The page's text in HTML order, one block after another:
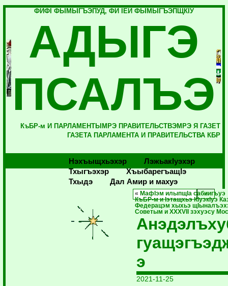
ФИФI ФЫМЫГЪЭПУД, ФИ IЕЙ ФЫМЫГЪЭПЩКIУ
АДЫГЭ
ПСАЛЪЭ
КъБР-м И ПАРЛАМЕНТЫМРЭ ПРАВИТЕЛЬСТВЭМРЭ Я ГАЗЕТ
ГАЗЕТА ПАРЛАМЕНТА И ПРАВИТЕЛЬСТВА КБР
Нэхъыщхьэхэр
Лэжьакlуэхэр
Тхыгъэхэр
Хъыбарегъащlэ
Тхыдэ
Дал Амир и махуэ
« МафIэм илыпщIа сабиигъуэ
КъБР-м и Iэтащхьэ КIуэкIуэ
Федерацэм хыхьэ
Советым и XXXVII зэхуэсу
э
2021-11-25